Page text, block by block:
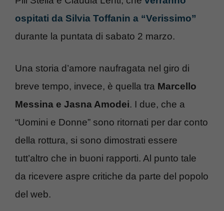
ospitati da Silvia Toffanin a “Verissimo”
durante la puntata di sabato 2 marzo.
Una storia d’amore naufragata nel giro di
breve tempo, invece, è quella tra Marcello
Messina e Jasna Amodei. I due, che a
“Uomini e Donne” sono ritornati per dar conto
della rottura, si sono dimostrati essere
tutt’altro che in buoni rapporti. Al punto tale
da ricevere aspre critiche da parte del popolo
del web.